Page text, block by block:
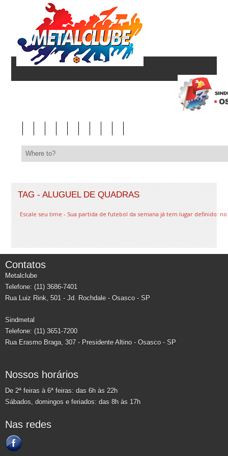
TAG - ALUGUEL DE QUADRAS
Escale seu time - Sua partida de futebol da semana já tem lugar definido:
Contatos
Metalclube
Telefone: (11) 3686-7401
Rua Luiz Rink, 501 - Jd. Rochdale - Osasco - SP
Sindmetal
Telefone: (11) 3651-7200
Rua Erasmo Braga, 307 - Presidente Altino - Osasco - SP
Nossos horários
De 2ª feiras à 6ª feiras: das 6h às 22h
Sábados, domingos e feriados: das 8h às 17h
Nas redes